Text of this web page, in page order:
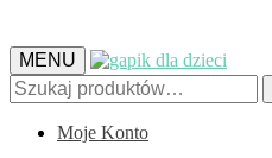
MENU
Szukaj:
Moje Konto